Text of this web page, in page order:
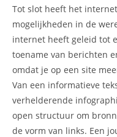
Tot slot heeft het
mogelijkheden in de
internet heeft geleid tot
toename van berichten
omdat je op een site
Van een informatieve
verhelderende
open structuur om
de vorm van links. Een